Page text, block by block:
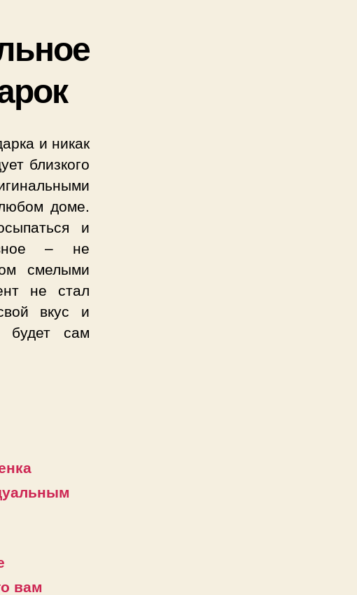
и никак
близкого
доме.
и
– не
смелыми
не стал
вкус и
будет сам
вам